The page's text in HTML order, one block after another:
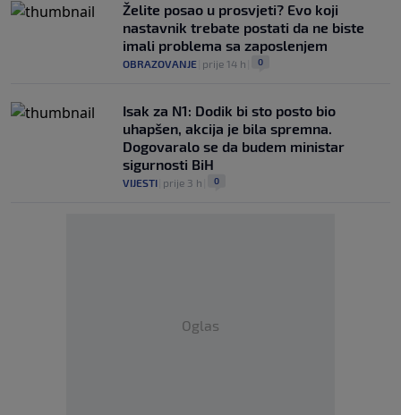
Želite posao u prosvjeti? Evo koji
nastavnik trebate postati da ne biste
imali problema sa zaposlenjem
OBRAZOVANJE prije 14 h 0
Isak za N1: Dodik bi sto posto bio
uhapšen, akcija je bila spremna.
Dogovaralo se da budem ministar
sigurnosti BiH
VIJESTI prije 3 h 0
Oglas